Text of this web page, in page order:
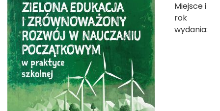
Miejsce i
rok
wydania: